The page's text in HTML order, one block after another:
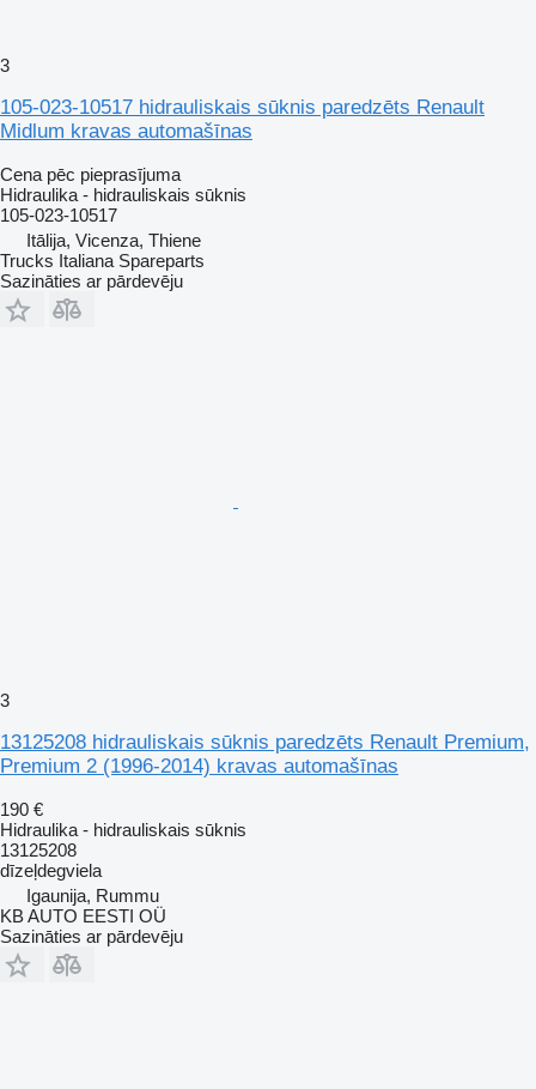
3
105-023-10517 hidrauliskais sūknis paredzēts Renault
Midlum kravas automašīnas
Cena pēc pieprasījuma
Hidraulika - hidrauliskais sūknis
105-023-10517
Itālija, Vicenza, Thiene
Trucks Italiana Spareparts
Sazināties ar pārdevēju
3
13125208 hidrauliskais sūknis paredzēts Renault Premium,
Premium 2 (1996-2014) kravas automašīnas
190 €
Hidraulika - hidrauliskais sūknis
13125208
dīzeļdegviela
Igaunija, Rummu
KB AUTO EESTI OÜ
Sazināties ar pārdevēju